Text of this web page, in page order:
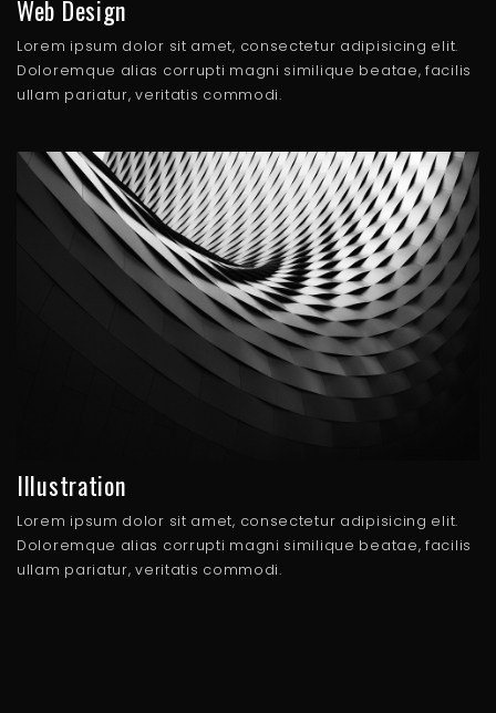
Web Design
Lorem ipsum dolor sit amet, consectetur adipisicing elit.
Doloremque alias corrupti magni similique beatae, facilis
ullam pariatur, veritatis commodi.
Illustration
Lorem ipsum dolor sit amet, consectetur adipisicing elit.
Doloremque alias corrupti magni similique beatae, facilis
ullam pariatur, veritatis commodi.